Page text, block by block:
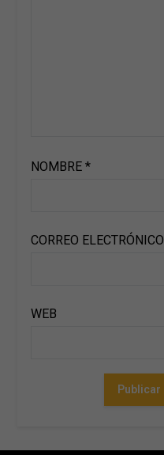
NOMBRE *
CORREO ELECTRÓNICO
WEB